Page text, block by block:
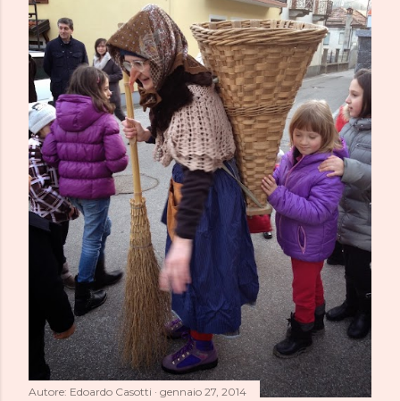
Autore: Edoardo Casotti gennaio 27, 2014